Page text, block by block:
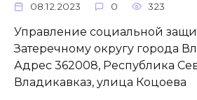
08.12.2023 0 323
Управление социальной
Затеречному округу города
Адрес 362008, Республика
Владикавказ, улица Коцоева